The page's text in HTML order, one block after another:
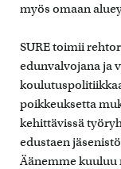
myös omaan
SURE toimii
edunvalvojana ja
poikkeuksetta
kehittävissä
edustaen
Äänemme kuuluu